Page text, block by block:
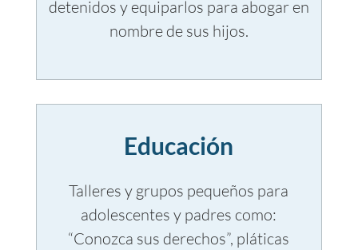
detenidos y equiparlos para abogar en
nombre de sus hijos.
Educación
Talleres y grupos pequeños para
adolescentes y padres como:
“Conozca sus derechos”, pláticas